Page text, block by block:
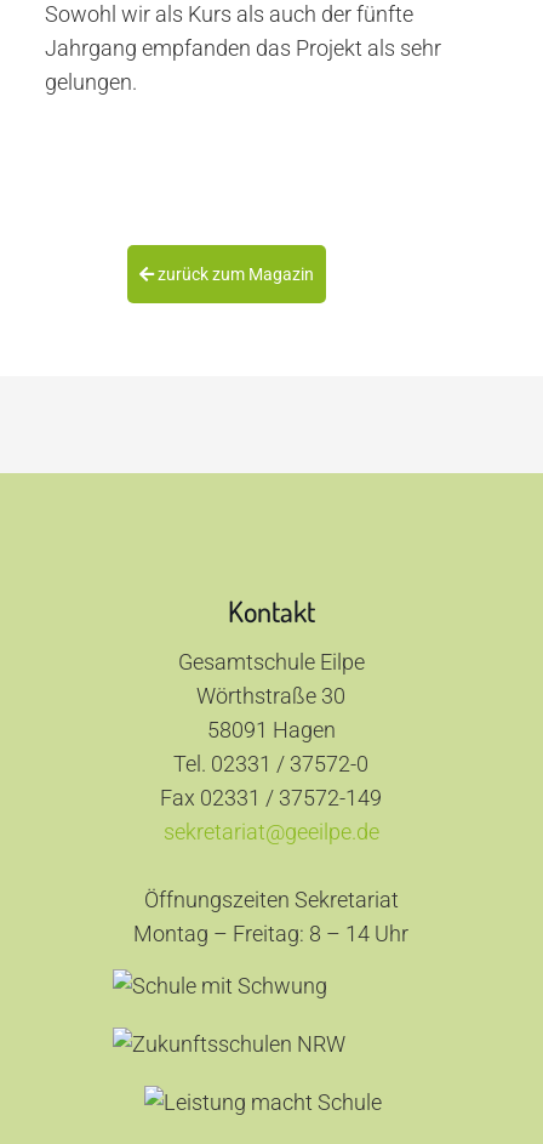
Sowohl wir als Kurs als auch der fünfte
Jahrgang empfanden das Projekt als sehr
gelungen.
zurück zum Magazin
Kontakt
Gesamtschule Eilpe
Wörthstraße 30
58091 Hagen
Tel. 02331 / 37572-0
Fax 02331 / 37572-149
sekretariat@geeilpe.de
Öffnungszeiten Sekretariat
Montag – Freitag: 8 – 14 Uhr